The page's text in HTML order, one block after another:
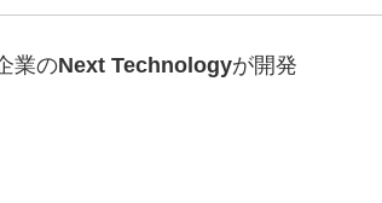
業のNext Technologyが開発